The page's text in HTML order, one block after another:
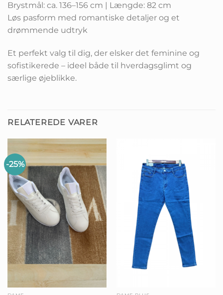
Brystmål: ca. 136–156 cm | Længde: 82 cm
Løs pasform med romantiske detaljer og et
drømmende udtryk
Et perfekt valg til dig, der elsker det feminine og
sofistikerede – ideel både til hverdagsglimt og
særlige øjeblikke.
RELATEREDE VARER
-25%